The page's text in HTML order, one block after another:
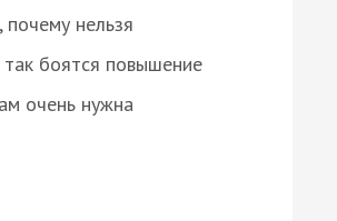
нельзя
боятся повышение
очень нужна